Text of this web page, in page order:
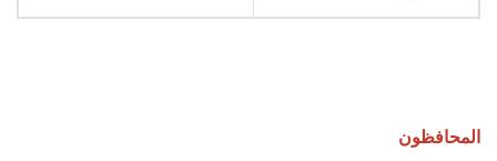
الخريجين
المحافظون